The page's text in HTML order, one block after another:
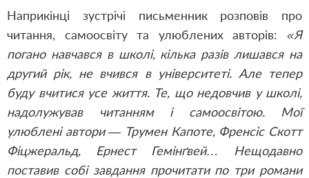
Наприкінці зустрічі письменник розповів про
читання, самоосвіту та улюблених авторів: «Я
погано навчався в школі, кілька разів лишався на
другий рік, не вчився в університеті. Але тепер
буду вчитися усе життя. Те, що недовчив у школі,
надолужував читанням і самоосвітою. Мої
улюблені автори — Трумен Капоте, Френсіс Скотт
Фіцжеральд, Ернест Гемінґвей… Нещодавно
поставив собі завдання прочитати по три романи